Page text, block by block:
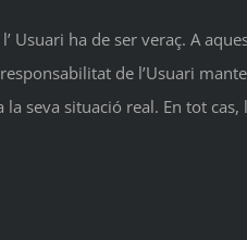
Usuari ha de ser veraç. A
de l’Usuari
seva situació real. En tot